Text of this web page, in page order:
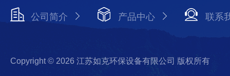
公司简介 产品中心 联系
Copyright © 2026 江苏如克环保设备有限公司 版权所有